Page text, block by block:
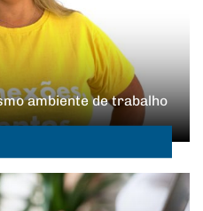
ambiente de trabalho